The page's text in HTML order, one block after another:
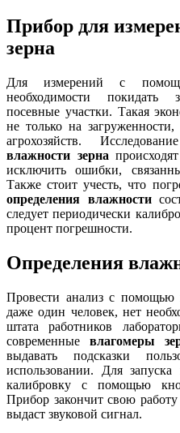
Прибор для
зерна
Для измерений с
необходимости покидать
посевные участки. Такая
не только на
агрохозяйств.
влажности зерна
исключить ошибки,
Также стоит учесть, что
определения влажности
следует периодически
процент погрешности.
Определения
Провести анализ с помощью
даже один человек, нет
штата работников
современные влагомеры
выдавать подсказки
использовании. Для
калибровку с помощью
Прибор закончит свою
выдаст звуковой сигнал.